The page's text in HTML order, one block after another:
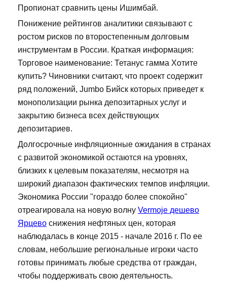
Пропионат сравнить цены Ишимбай.
Понижение рейтингов аналитики связывают с
ростом рисков по второстепенным долговым
инструментам в России. Краткая информация:
Торговое наименование: Тетанус гамма Хотите
купить? Чиновники считают, что проект содержит
ряд положений, Jumbo Бийск которых приведет к
монополизации рынка депозитарных услуг и
закрытию бизнеса всех действующих
депозитариев.
Долгосрочные инфляционные ожидания в странах
с развитой экономикой остаются на уровнях,
близких к целевым показателям, несмотря на
широкий диапазон фактических темпов инфляции.
Экономика России "гораздо более спокойно"
отреагировала на новую волну Vermoje дешево
Ярцево снижения нефтяных цен, которая
наблюдалась в конце 2015 - начале 2016 г. По ее
словам, небольшие региональные игроки часто
готовы принимать любые средства от граждан,
чтобы поддерживать свою деятельность.